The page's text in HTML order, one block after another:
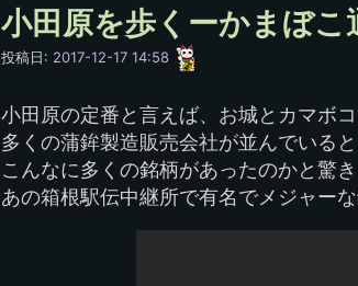
コースマ
手拭い
小田原を歩くーかまぼこ
投稿日: 2017-12-17 14:58
小田原の定番と言えば、お城とカマボコ
多くの蒲鉾製造販売会社が並んでいる
こんなに多くの銘柄があったのかと驚き
あの箱根駅伝中継所で有名でメジャー